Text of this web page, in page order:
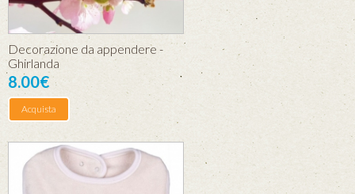
Decorazione da appendere -
Ghirlanda
8.00€
Acquista